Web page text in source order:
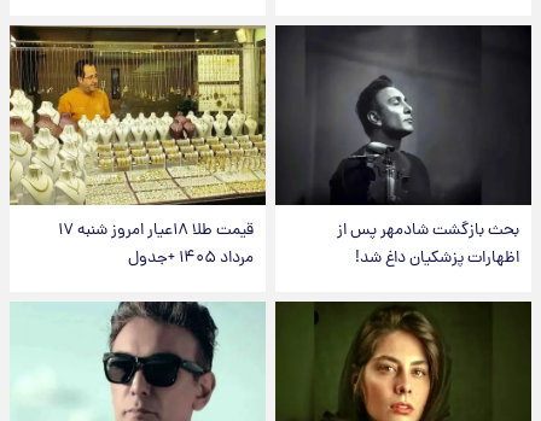
بحث بازگشت شادمهر پس از
اظهارات پزشکیان داغ شد!
قیمت طلا ۱۸عیار امروز شنبه ۱۷
مرداد ۱۴۰۵ +جدول